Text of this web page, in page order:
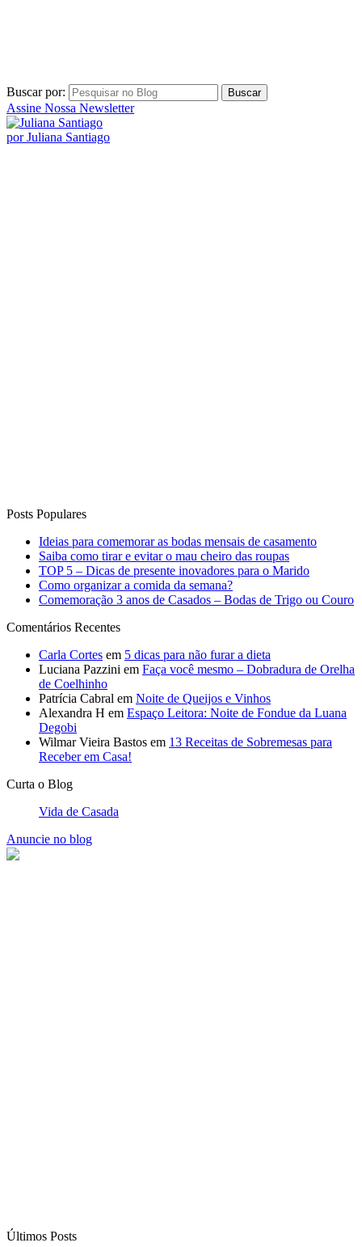
Assine Nossa Newsletter
por Juliana Santiago
Saiba como tirar e evitar o mau cheiro das roupas
TOP 5 – Dicas de presente inovadores para o Marido
Como organizar a comida da semana?
Comemoração 3 anos de Casados – Bodas de Trigo ou Couro
Comentários Recentes
Luciana PazziniemFaça você mesmo – Dobradura de Orelha
de Coelhinho
Patrícia Cabral
Alexandra HemEspaço Leitora: Noite de Fondue da Luana
Degobi
Wilmar Vieira Bastos
Receber em Casa!
Últimos Posts